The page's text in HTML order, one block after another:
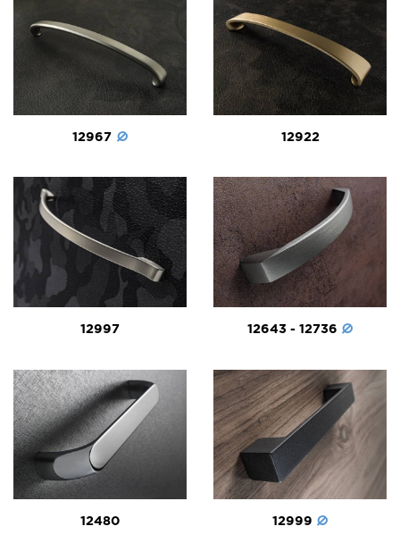
12967 12922
12997 12643 - 12736
12480 12999